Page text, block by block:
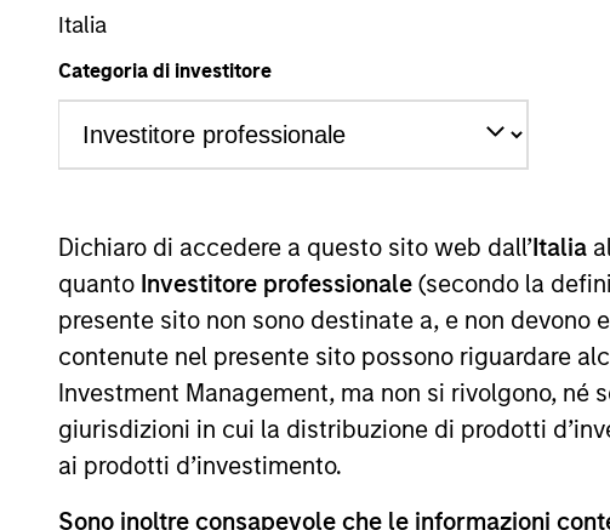
Italia
Categoria di investitore
Dichiaro di accedere a questo sito web dall’Italia
quanto Investitore professionale (secondo la
presente sito non sono destinate a, e non
contenute nel presente sito possono riguardare
Investment Management, ma non si rivolgono,
giurisdizioni in cui la distribuzione di prodotti
ai prodotti d’investimento.
Sono inoltre consapevole che le informazioni
A AR
La performance passata non è un indicatore affidabile dei
performance sono calcolati in base al valore del patrimonio
delle quote. Tutti i dati relativi alle performance e agli indici
Fare clic sul nome del Comparto per informazioni sui Rendimenti
*Devise de référence du fonds